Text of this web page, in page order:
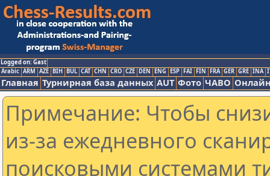
Logged on: Gast
Arabic ARM AZE BIH BUL CAT CHN CRO CZE DEN ENG ESP FAI FIN FRA GER GRE INA
Главная Турнирная база данных AUT Фото ЧАВО
Примечание: Чтобы
из-за ежедневного
поисковыми системами